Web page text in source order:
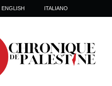
ENGLISH ITALIANO